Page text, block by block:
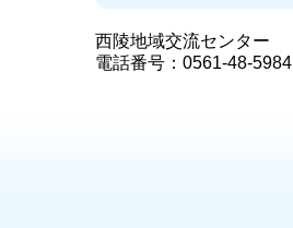
西陵地域交流センター
電話番号：0561-48-5984